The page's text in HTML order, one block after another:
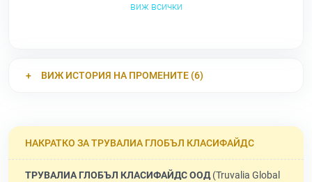
виж всички
ВИЖ ИСТОРИЯ НА ПРОМЕНИТЕ (6)
НАКРАТКО ЗА ТРУВАЛИА ГЛОБЪЛ КЛАСИФАЙДС
ТРУВАЛИА ГЛОБЪЛ КЛАСИФАЙДС ООД(Truvalia Global